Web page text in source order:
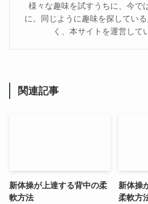
様々な趣味を試すうちに、今で
に。同じように趣味を探してい
く、本サイトを運営して
関連記事
新体操が上達する背中の柔
軟方法
新体操
柔軟方